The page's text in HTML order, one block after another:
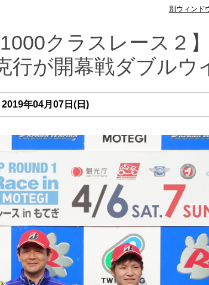
別ウィンド
クラスレース２
行が開幕戦ダブルウ
年04月07日(日)